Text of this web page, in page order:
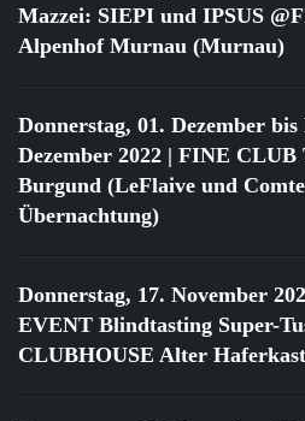
Mazzei: SIEPI und IPSUS
Alpenhof Murnau (Murnau)
Donnerstag, 01. Dezember
Dezember 2022 | FINE CLUB
Burgund (LeFlaive und Comte
Übernachtung)
Donnerstag, 17. November
EVENT Blindtasting Super-
CLUBHOUSE Alter